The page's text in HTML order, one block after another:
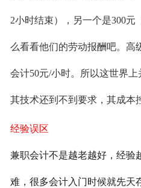
2小时结束），另一个是300元
么看看他们的劳动报酬吧。高
会计50元/小时。所以这世界
其技术还到不到要求，其成本
经验误区
兼职会计不是越老越好，经验
难，很多会计入门时候就先天